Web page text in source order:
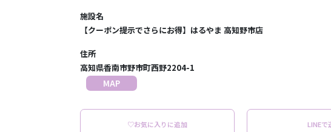
施設名
【クーポン提示でさらにお得】はるやま 高知野市店
住所
高知県香南市野市町西野2204-1
MAP
♡お気に入りに追加 LINEで